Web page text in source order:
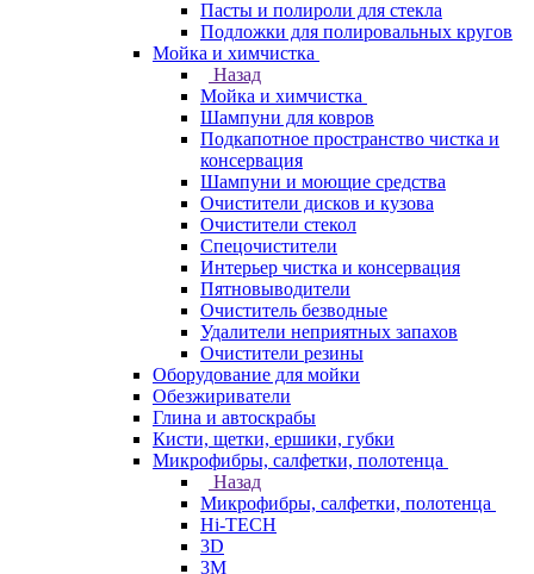
Пасты и полироли для стекла
Подложки для полировальных кругов
Мойка и химчистка
Назад
Мойка и химчистка
Шампуни для ковров
Подкапотное пространство чистка и
консервация
Шампуни и моющие средства
Очистители дисков и кузова
Очистители стекол
Спецочистители
Интерьер чистка и консервация
Пятновыводители
Очиститель безводные
Удалители неприятных запахов
Очистители резины
Оборудование для мойки
Обезжириватели
Глина и автоскрабы
Кисти, щетки, ершики, губки
Микрофибры, салфетки, полотенца
Назад
Микрофибры, салфетки, полотенца
Hi-TECH
3D
3М